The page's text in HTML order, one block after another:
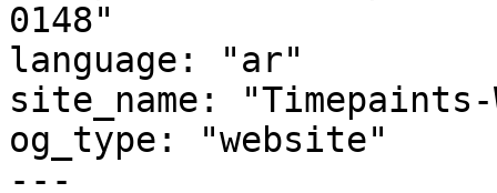
0148"
language: "ar"
site_name:
og_type: "website"
---